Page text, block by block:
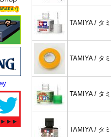
TAMIYA / タ
TAMIYA / タ
TAMIYA / タ
TAMIYA / タ